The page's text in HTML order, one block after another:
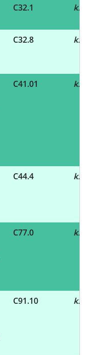
C32.1 k.A.
C32.8 k.A.
C41.01 k.A.
C44.4 k.A.
C77.0 k.A.
C91.10 k.A.